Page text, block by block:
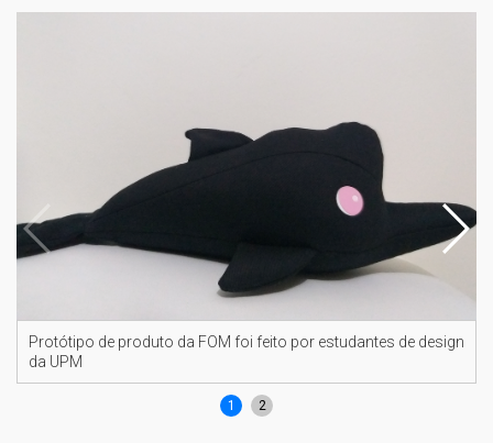
Protótipo de produto da FOM foi feito por estudantes de design
da UPM
1 2